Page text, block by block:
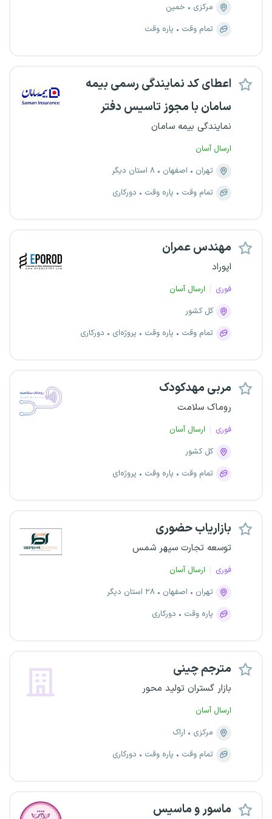
مرکزی
خمین
تمام وقت
پاره وقت
اعطای کد نمایندگی رسمی بیمه
سامان با مجوز تاسیس دفتر
نمایندگی بیمه سامان
ارسال آسان
تهران
اصفهان
۸ استان دیگر
تمام وقت
پاره وقت دورکاری
مهندس عمران
اپوراد
فوری
ارسال آسان
کل کشور
تمام وقت
پاره وقت پروژه‌ای دورکاری
مربی مهدکودک
روماک سلامت
فوری
ارسال آسان
کل کشور
تمام وقت
پاره وقت پروژه‌ای
بازاریاب حضوری
توسعه تجارت سپهر شمس
فوری
ارسال آسان
تهران
اصفهان
۲۸ استان دیگر
پاره وقت
دورکاری
مترجم چینی
بازار گستران تولید محور
ارسال آسان
مرکزی
اراک
تمام وقت
پاره وقت دورکاری
ماسور و ماسیس